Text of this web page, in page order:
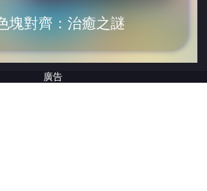
塊對齊：治癒之謎
廣告